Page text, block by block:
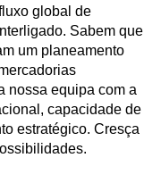
global de
Sabem que
um planeamento
nossa equipa com a
capacidade de
estratégico. Cresça